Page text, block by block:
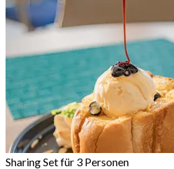
Sharing Set für 3 Personen